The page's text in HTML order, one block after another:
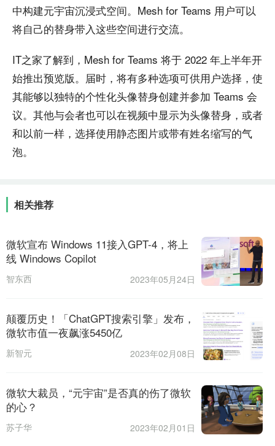
中构建元宇宙沉浸式空间。Mesh for Teams 用户可以
将自己的替身带入这些空间进行交流。
IT之家了解到，Mesh for Teams 将于 2022 年上半年开
始推出预览版。届时，将有多种选项可供用户选择，使
其能够以独特的个性化头像替身创建并参加 Teams 会
议。其他与会者也可以在视频中显示为头像替身，或者
和以前一样，选择使用静态图片或带有姓名缩写的气
泡。
相关推荐
微软宣布 Windows 11接入GPT-4，将上
线 Windows Copilot
智东西 2023年05月24日
颠覆历史！「ChatGPT搜索引擎」发布，
微软市值一夜飙涨5450亿
新智元 2023年02月08日
微软大裁员，“元宇宙”是否真的伤了微软
的心？
苏子华 2023年02月01日